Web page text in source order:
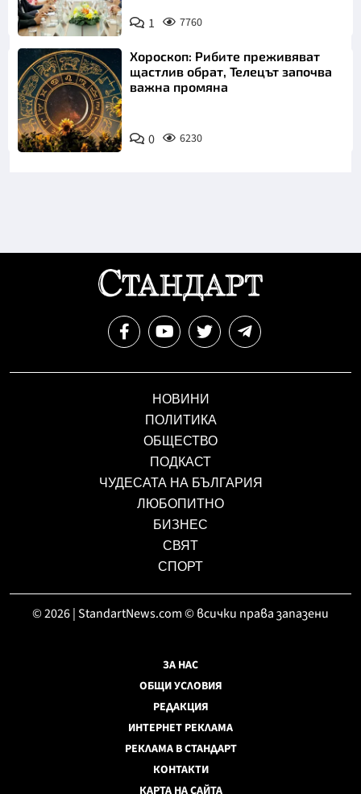
1 7760
Хороскоп: Рибите преживяват
щастлив обрат, Телецът започва
важна промяна
0 6230
НОВИНИ
ПОЛИТИКА
ОБЩЕСТВО
ПОДКАСТ
ЧУДЕСАТА НА БЪЛГАРИЯ
ЛЮБОПИТНО
БИЗНЕС
СВЯТ
СПОРТ
© 2026 | StandartNews.com © всички права запазени
ЗА НАС
ОБЩИ УСЛОВИЯ
РЕДАКЦИЯ
ИНТЕРНЕТ РЕКЛАМА
РЕКЛАМА В СТАНДАРТ
КОНТАКТИ
КАРТА НА САЙТА